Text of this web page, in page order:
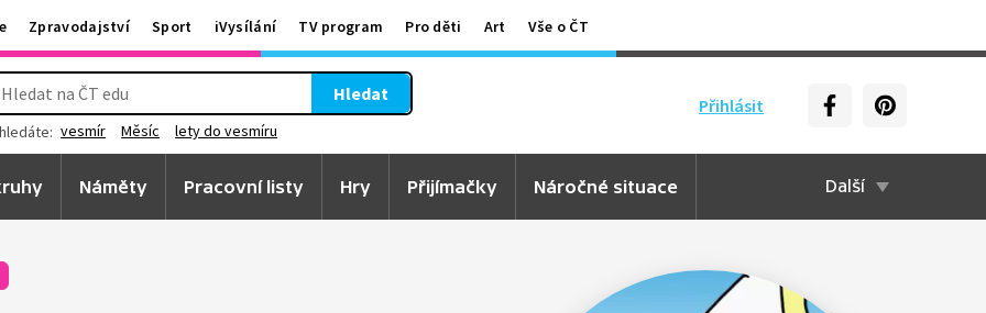
Zpravodajství Sport iVysílání TV program Pro děti Art Vše o ČT
Přihlásit
Hledat
vesmír Měsíc lety do vesmíru
Náměty Pracovní listy Hry Přijímačky Náročné situace Další